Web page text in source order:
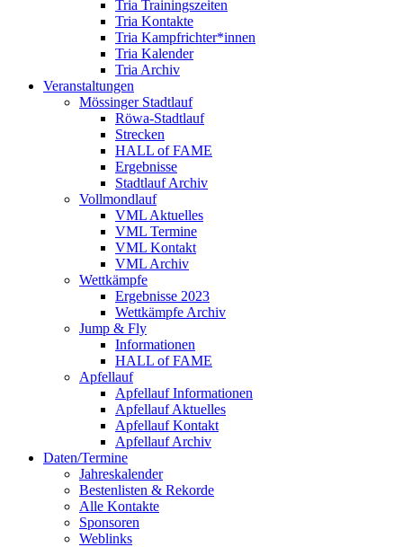
Tria Trainingszeiten
Tria Kontakte
Tria Kampfrichter*innen
Tria Kalender
Tria Archiv
Veranstaltungen
Mössinger Stadtlauf
Röwa-Stadtlauf
Strecken
HALL of FAME
Ergebnisse
Stadtlauf Archiv
Vollmondlauf
VML Aktuelles
VML Termine
VML Kontakt
VML Archiv
Wettkämpfe
Ergebnisse 2023
Wettkämpfe Archiv
Jump & Fly
Informationen
HALL of FAME
Apfellauf
Apfellauf Informationen
Apfellauf Aktuelles
Apfellauf Kontakt
Apfellauf Archiv
Daten/Termine
Jahreskalender
Bestenlisten & Rekorde
Alle Kontakte
Sponsoren
Weblinks